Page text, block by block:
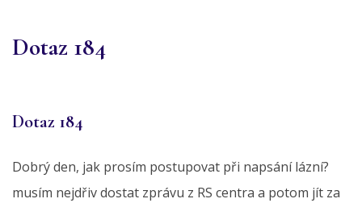
Dotaz 184
Dotaz 184
Dobrý den, jak prosím postupovat při napsání lázní?
musím nejdřiv dostat zprávu z RS centra a potom jít za